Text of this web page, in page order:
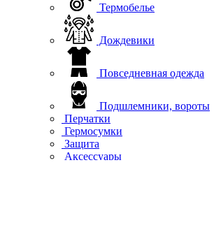
Термобелье
Дождевики
Повседневная одежда
Подшлемники, вороты
Перчатки
Гермосумки
Защита
Аксессуары